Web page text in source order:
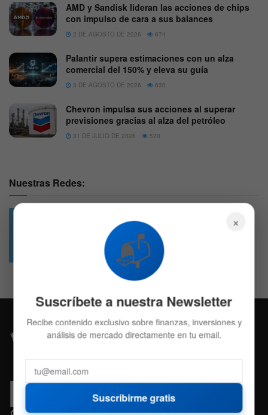
AMD y Sandisk lideran las acciones de chips
con impulso de cara a sus balances
2 DE AGOSTO DE 2026 674
Palantir supera estimaciones con un alza
comercial del 150% y eleva su guía
3 DE AGOSTO DE 2026 630
Chevron impulsa sus acciones al superar
previsiones gracias al alza del petróleo
31 DE JULIO DE 2026 570
Nuestras Redes:
4.7k
Followers
×
📬
Suscríbete a nuestra Newsletter
Recibe contenido exclusivo sobre finanzas, inversiones y
análisis de mercado directamente en tu email.
Suscribirme gratis